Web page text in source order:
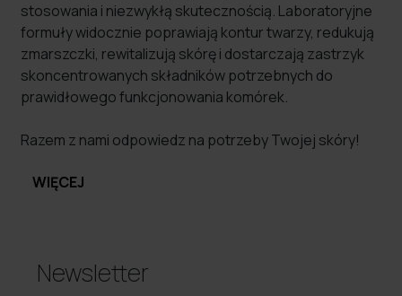
stosowania i niezwykłą skutecznością. Laboratoryjne
formuły widocznie poprawiają kontur twarzy, redukują
zmarszczki, rewitalizują skórę i dostarczają zastrzyk
skoncentrowanych składników potrzebnych do
prawidłowego funkcjonowania komórek.
Razem z nami odpowiedz na potrzeby Twojej skóry!
WIĘCEJ
Newsletter